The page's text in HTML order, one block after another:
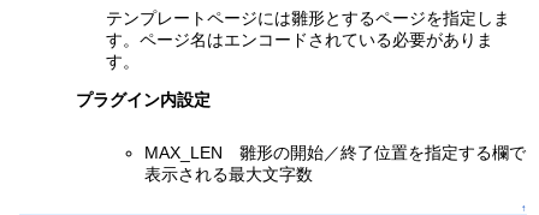
テンプレートページには雛形とするページを指定しま
す。ページ名はエンコードされている必要がありま
す。
プラグイン内設定
MAX_LEN 雛形の開始／終了位置を指定する欄で
表示される最大文字数
↑